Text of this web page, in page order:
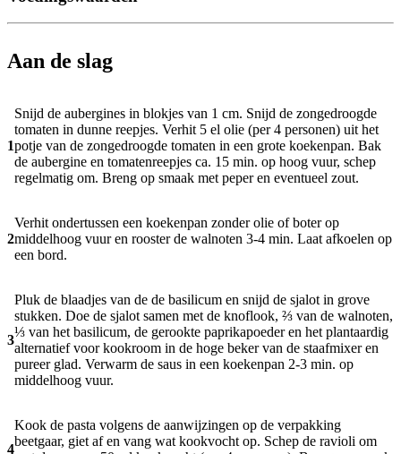
Aan de slag
1
Snijd de aubergines in blokjes van 1 cm. Snijd de zongedroogde
tomaten in dunne reepjes. Verhit 5 el olie (per 4 personen) uit het
potje van de zongedroogde tomaten in een grote koekenpan. Bak
de aubergine en tomatenreepjes ca. 15 min. op hoog vuur, schep
regelmatig om. Breng op smaak met peper en eventueel zout.
2
Verhit ondertussen een koekenpan zonder olie of boter op
middelhoog vuur en rooster de walnoten 3-4 min. Laat afkoelen op
een bord.
3
Pluk de blaadjes van de de basilicum en snijd de sjalot in grove
stukken. Doe de sjalot samen met de knoflook, ⅔ van de walnoten,
⅓ van het basilicum, de gerookte paprikapoeder en het plantaardig
alternatief voor kookroom in de hoge beker van de staafmixer en
pureer glad. Verwarm de saus in een koekenpan 2-3 min. op
middelhoog vuur.
4
Kook de pasta volgens de aanwijzingen op de verpakking
beetgaar, giet af en vang wat kookvocht op. Schep de ravioli om